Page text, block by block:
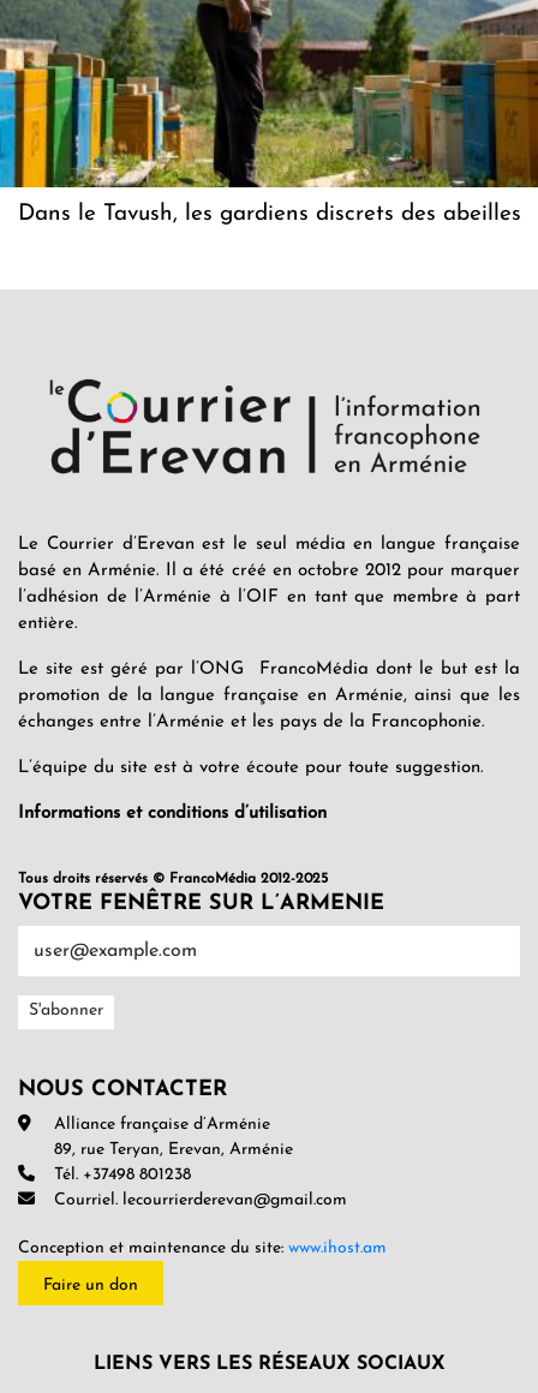
Dans le Tavush, les gardiens discrets des abeilles
Le Courrier d’Erevan est le seul média en langue française
basé en Arménie. Il a été créé en octobre 2012 pour marquer
l’adhésion de l’Arménie à l’OIF en tant que membre à part
entière.
Le site est géré par l’ONG FrancoMédia dont le but est la
promotion de la langue française en Arménie, ainsi que les
échanges entre l’Arménie et les pays de la Francophonie.
L’équipe du site est à votre écoute pour toute suggestion.
Informations et conditions d’utilisation
Tous droits réservés © FrancoMédia 2012-2025
VOTRE FENÊTRE SUR L’ARMENIE
NOUS CONTACTER
Alliance française d’Arménie
89, rue Teryan, Erevan, Arménie
Tél. +37498 801238
Courriel. lecourrierderevan@gmail.com
Conception et maintenance du site: www.ihost.am
Faire un don
LIENS VERS LES RÉSEAUX SOCIAUX